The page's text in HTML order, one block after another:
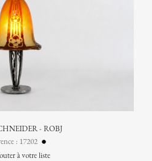
- ROBJ
: 17202
à votre liste